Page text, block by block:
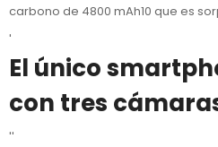
carbono de 4800 mAh10 que es
'
El único
con tres
''